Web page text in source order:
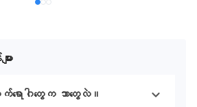
ား
ရောဂါတွေက ဘာတွေလဲ။